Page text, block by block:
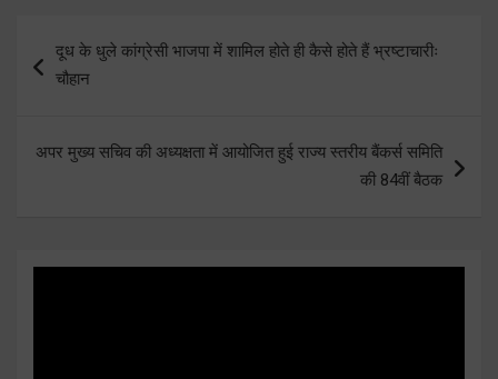
navigation
दूध के धुले कांग्रेसी भाजपा में शामिल होते ही कैसे होते हैं भ्रष्टाचारीः
चौहान
अपर मुख्य सचिव की अध्यक्षता में आयोजित हुई राज्य स्तरीय बैंकर्स समिति
की 84वीं बैठक